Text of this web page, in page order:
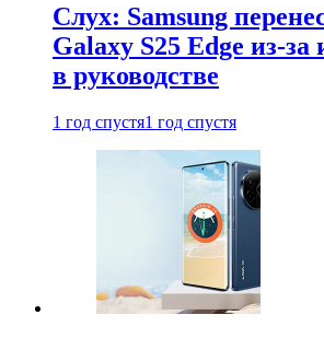
Слух: Samsung
Galaxy S25 Edge из-за
в руководстве
1 год спустя1 год спустя